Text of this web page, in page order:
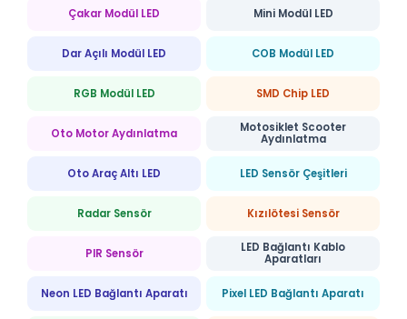
Çakar Modül LED Mini Modül LED
Dar Açılı Modül LED COB Modül LED
RGB Modül LED SMD Chip LED
Oto Motor Aydınlatma
Motosiklet Scooter
Aydınlatma
Oto Araç Altı LED LED Sensör Çeşitleri
Radar Sensör Kızılötesi Sensör
PIR Sensör
LED Bağlantı Kablo
Aparatları
Neon LED Bağlantı Aparatı Pixel LED Bağlantı Aparatı